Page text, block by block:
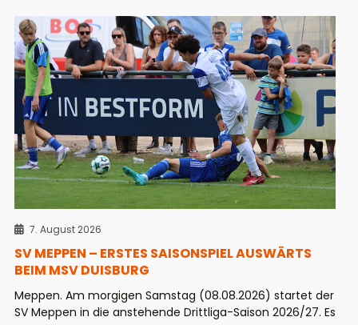
7. August 2026
SV MEPPEN – ERSTES SAISONSPIEL AUSWÄRTS
BEIM MSV DUISBURG
Meppen. Am morgigen Samstag (08.08.2026) startet der
SV Meppen in die anstehende Drittliga-Saison 2026/27. Es